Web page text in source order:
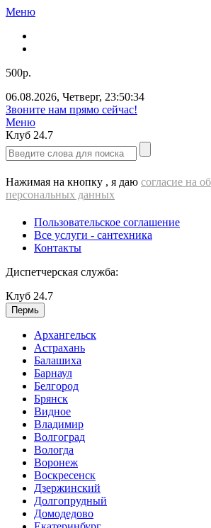
Меню
500р.
06.08.2026, Четверг, 23:50:34
ВЫЕЗД cантехника - 500 РУБЛЕЙ!!!
Меню
Клуб 24.7
Нажимая на кнопку , я даю согласие на
персональных данных
Пользовательское соглашение
Все услуги - cантехника
Контакты
Диспетчерская служба:
Клуб 24.7
Пермь
Архангельск
Астрахань
Балашиха
Барнаул
Белгород
Брянск
Видное
Владимир
Волгоград
Вологда
Воронеж
Воскресенск
Дзержинский
Долгопрудный
Домодедово